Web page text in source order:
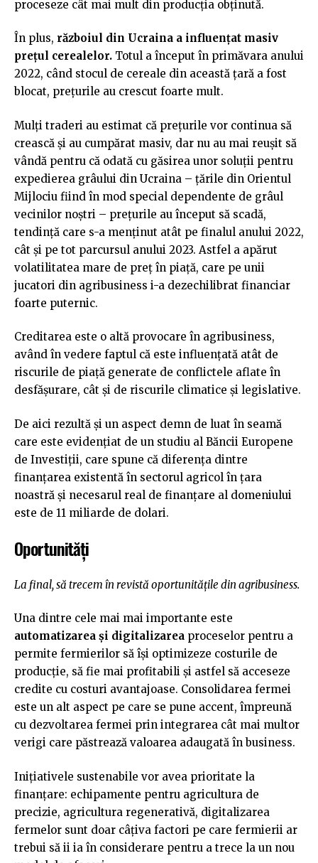
proceseze cât mai mult din producția obținută.
În plus, războiul din Ucraina a influențat masiv
prețul cerealelor. Totul a început în primăvara anului
2022, când stocul de cereale din această țară a fost
blocat, prețurile au crescut foarte mult.
Mulți traderi au estimat că prețurile vor continua să
crească și au cumpărat masiv, dar nu au mai reușit să
vândă pentru că odată cu găsirea unor soluții pentru
expedierea grâului din Ucraina – țările din Orientul
Mijlociu fiind în mod special dependente de grâul
vecinilor noștri – prețurile au început să scadă,
tendință care s-a menținut atât pe finalul anului 2022,
cât și pe tot parcursul anului 2023. Astfel a apărut
volatilitatea mare de preț în piață, care pe unii
jucatori din agribusiness i-a dezechilibrat financiar
foarte puternic.
Creditarea este o altă provocare în agribusiness,
având în vedere faptul că este influențată atât de
riscurile de piață generate de conflictele aflate în
desfășurare, cât și de riscurile climatice și legislative.
De aici rezultă și un aspect demn de luat în seamă
care este evidențiat de un studiu al Băncii Europene
de Investiții, care spune că diferența dintre
finanțarea existentă în sectorul agricol în țara
noastră și necesarul real de finanțare al domeniului
este de 11 miliarde de dolari.
Oportunități
La final, să trecem în revistă oportunitățile din agribusiness.
Una dintre cele mai mai importante este
automatizarea și digitalizarea proceselor pentru a
permite fermierilor să își optimizeze costurile de
producție, să fie mai profitabili și astfel să acceseze
credite cu costuri avantajoase. Consolidarea fermei
este un alt aspect pe care se pune accent, împreună
cu dezvoltarea fermei prin integrarea cât mai multor
verigi care păstrează valoarea adaugată în business.
Inițiativele sustenabile vor avea prioritate la
finanțare: echipamente pentru agricultura de
precizie, agricultura regenerativă, digitalizarea
fermelor sunt doar câțiva factori pe care fermierii ar
trebui să ii ia în considerare pentru a trece la un nou